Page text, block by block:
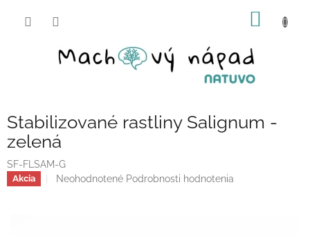
Stabilizované rastliny Salignum -
zelená
SF-FLSAM-G
Akcia
Priemerné
Neohodnotené Podrobnosti hodnotenia